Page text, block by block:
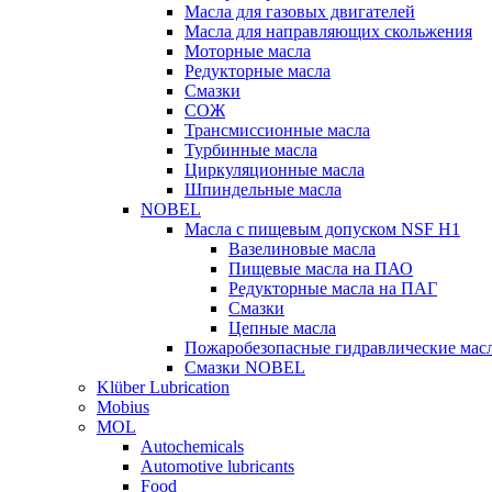
Масла для газовых двигателей
Масла для направляющих скольжения
Моторные масла
Редукторные масла
Смазки
СОЖ
Трансмиссионные масла
Турбинные масла
Циркуляционные масла
Шпиндельные масла
NOBEL
Масла с пищевым допуском NSF H1
Вазелиновые масла
Пищевые масла на ПАО
Редукторные масла на ПАГ
Смазки
Цепные масла
Пожаробезопасные гидравлические
Смазки NOBEL
Klüber Lubrication
Mobius
MOL
Autochemicals
Automotive lubricants
Food